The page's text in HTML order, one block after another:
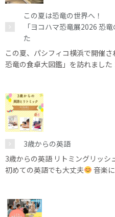
この夏は恐竜の世界へ！
「ヨコハマ恐竜展2026 恐
た
この夏、パシフィコ横浜で開催
恐竜の食卓大図鑑」を訪れまし
3歳からの英語
3歳からの英語 リトミングリッシ
初めての英語でも大丈夫
音楽